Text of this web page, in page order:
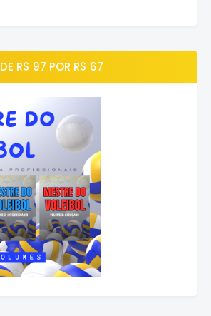
DE R$ 97 POR R$ 67